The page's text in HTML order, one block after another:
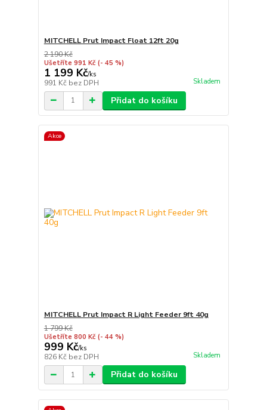
MITCHELL Prut Impact Float 12ft 20g
2 190 Kč
Ušetříte 991 Kč (- 45 %)
1 199 Kč/ks
991 Kč bez DPH Skladem
Přidat do košíku
Akce
MITCHELL Prut Impact R Light Feeder 9ft 40g
1 799 Kč
Ušetříte 800 Kč (- 44 %)
999 Kč/ks
826 Kč bez DPH Skladem
Přidat do košíku